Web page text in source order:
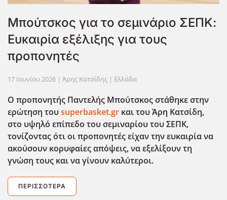
Μπούτσκος για το σεμινάριο ΣΕΠΚ:
Ευκαιρία εξέλιξης για τους
προπονητές
17 Ιουνίου 2026 | Άρης Κατσίδης | Ελλάδα
Ο προπονητής Παντελής Μπούτσκος στάθηκε στην
ερώτηση τουsuperbasket.gr και του Άρη Κατσίδη,
στο υψηλό επίπεδο του σεμιναρίου του ΣΕΠΚ,
τονίζοντας ότι οι προπονητές είχαν την ευκαιρία να
ακούσουν κορυφαίες απόψεις, να εξελίξουν τη
γνώση τους και να γίνουν καλύτεροι.
ΠΕΡΙΣΣΌΤΕΡΑ